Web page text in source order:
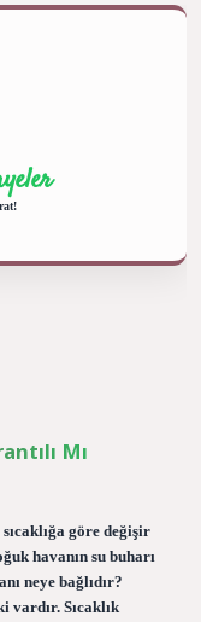
Mı
göre değişir
havanın su buharı
neye bağlıdır?
vardır. Sıcaklık